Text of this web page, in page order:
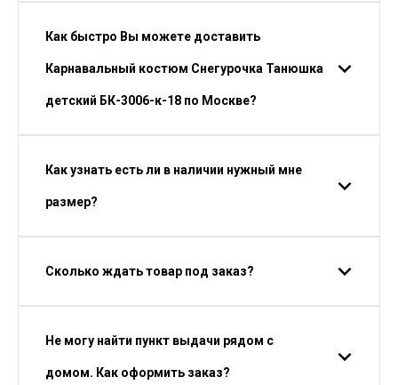
Как быстро Вы можете доставить
Карнавальный костюм Снегурочка Танюшка
детский БК-3006-к-18 по Москве?
Как узнать есть ли в наличии нужный мне
размер?
Сколько ждать товар под заказ?
Не могу найти пункт выдачи рядом с
домом. Как оформить заказ?